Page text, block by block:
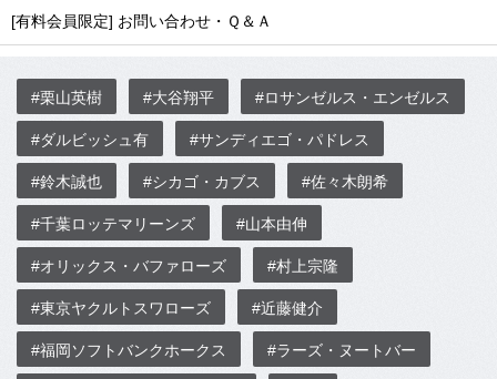
[有料会員限定] お問い合わせ・Ｑ＆Ａ
#栗山英樹 #大谷翔平 #ロサンゼルス・エンゼルス
#ダルビッシュ有 #サンディエゴ・パドレス
#鈴木誠也 #シカゴ・カブス #佐々木朗希
#千葉ロッテマリーンズ #山本由伸
#オリックス・バファローズ #村上宗隆
#東京ヤクルトスワローズ #近藤健介
#福岡ソフトバンクホークス #ラーズ・ヌートバー